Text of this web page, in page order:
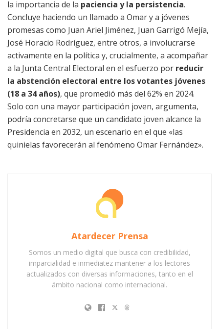
la importancia de la paciencia y la persistencia.
Concluye haciendo un llamado a Omar y a jóvenes
promesas como Juan Ariel Jiménez, Juan Garrigó Mejía,
José Horacio Rodríguez, entre otros, a involucrarse
activamente en la política y, crucialmente, a acompañar
a la Junta Central Electoral en el esfuerzo por reducir
la abstención electoral entre los votantes jóvenes
(18 a 34 años), que promedió más del 62% en 2024.
Solo con una mayor participación joven, argumenta,
podría concretarse que un candidato joven alcance la
Presidencia en 2032, un escenario en el que «las
quinielas favorecerán al fenómeno Omar Fernández».
Atardecer Prensa
Somos un medio digital que busca con credibilidad,
imparcialidad e inmediatez mantener a los lectores
actualizados con diversas informaciones, tanto en el
ámbito nacional como internacional.